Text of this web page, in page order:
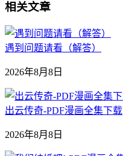
相关文章
遇到问题请看（解答）
2026年8月8日
出云传奇-PDF漫画全集下载
2026年8月8日